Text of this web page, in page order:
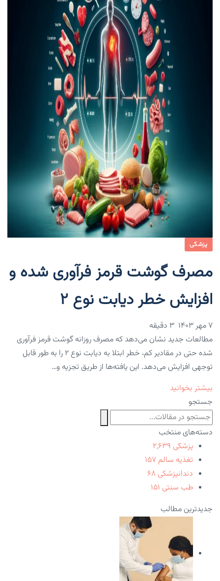
پزشکی
مصرف گوشت قرمز فرآوری شده و
افزایش خطر دیابت نوع ۲
۷ مهر ۱۴۰۳
مطالعات جدید نشان می‌دهد که مصرف روزانه گوشت قرمز فرآوری
شده حتی در مقادیر کم، خطر ابتلا به دیابت نوع ۲ را به طور قابل
توجهی افزایش می‌دهد. این یافته‌ها از طریق تجزیه و…
بیشتر بخوانید
جستجو
دسته‌های منتخب
پزشکی ۲,۶۳۹
تغذیه سالم ۱۵۷
دندانپزشکی ۶۸
طب سنتی ۱۵۱
جدیدترین مطالب